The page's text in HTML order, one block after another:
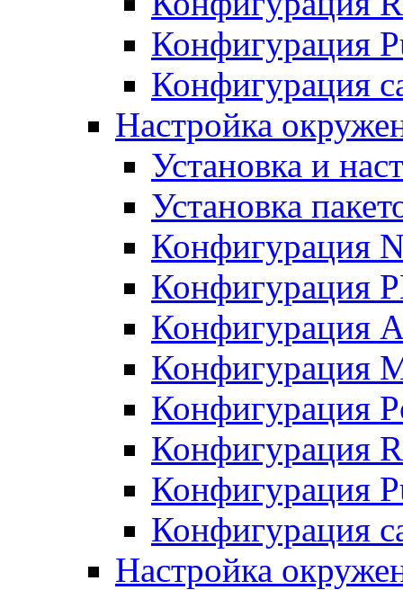
Конфигурация
Конфигурация
Настройка
Установка и
Установка
Конфигурация
Конфигурация
Конфигурация
Конфигурация
Конфигурация
Конфигурация
Конфигурация
Конфигурация
Настройка